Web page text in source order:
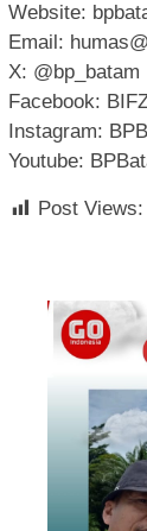
Website:
Email:
X: @bp_batam
Facebook:
Instagram:
Youtube:
Post Views: